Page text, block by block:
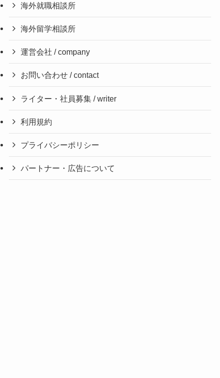
海外就職相談所
海外留学相談所
運営会社 / company
お問い合わせ / contact
ライター・社員募集 / writer
利用規約
プライバシーポリシー
パートナー・広告について